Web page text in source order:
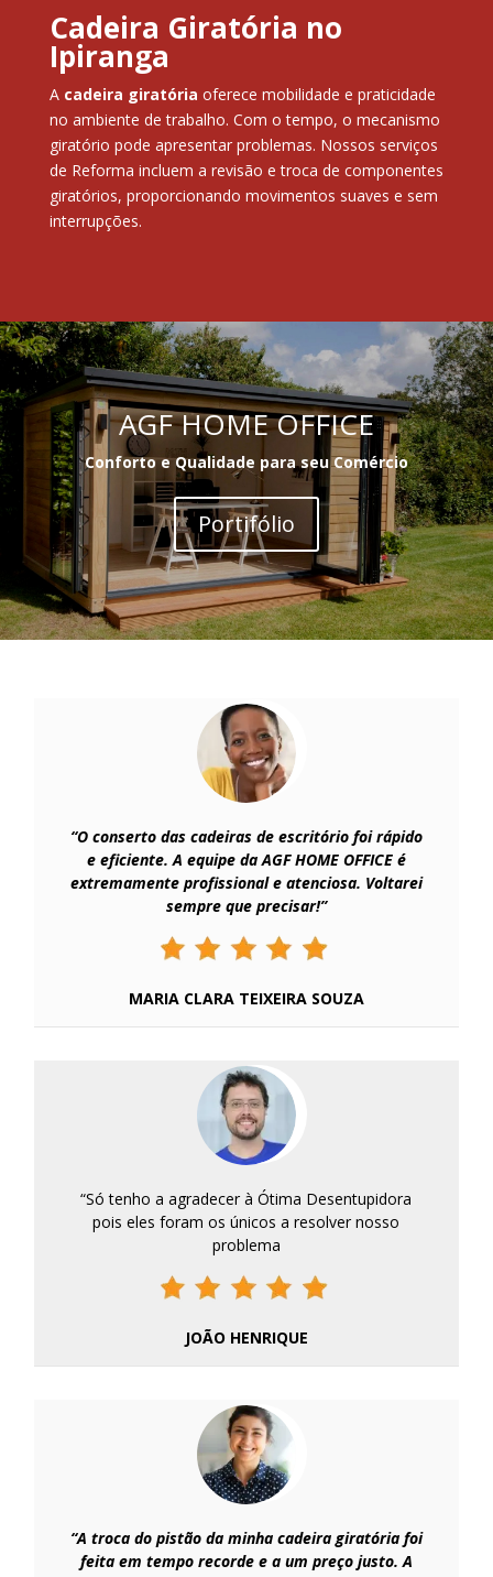
Cadeira Giratória no
Ipiranga
A cadeira giratória oferece mobilidade e praticidade
no ambiente de trabalho. Com o tempo, o mecanismo
giratório pode apresentar problemas. Nossos serviços
de Reforma incluem a revisão e troca de componentes
giratórios, proporcionando movimentos suaves e sem
interrupções.
AGF HOME OFFICE
Conforto e Qualidade para seu Comércio
Portifólio
“O conserto das cadeiras de escritório foi rápido
e eficiente. A equipe da AGF HOME OFFICE é
extremamente profissional e atenciosa. Voltarei
sempre que precisar!”
MARIA CLARA TEIXEIRA SOUZA
“Só tenho a agradecer à Ótima Desentupidora
pois eles foram os únicos a resolver nosso
problema
JOÃO HENRIQUE
“A troca do pistão da minha cadeira giratória foi
feita em tempo recorde e a um preço justo. A